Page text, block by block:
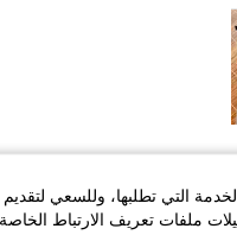
التي تطلبها، وللسعي لتقديم
ملفات تعريف الارتباط الخاصة